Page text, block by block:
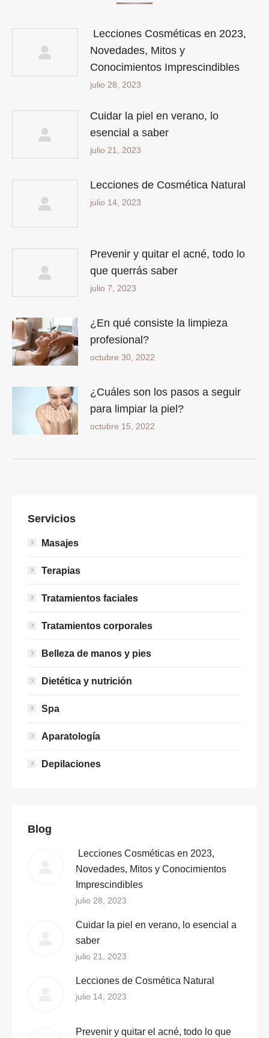
Lecciones Cosméticas en 2023,
Novedades, Mitos y
Conocimientos Imprescindibles
julio 28, 2023
Cuidar la piel en verano, lo
esencial a saber
julio 21, 2023
Lecciones de Cosmética Natural
julio 14, 2023
Prevenir y quitar el acné, todo lo
que querrás saber
julio 7, 2023
¿En qué consiste la limpieza
profesional?
octubre 30, 2022
¿Cuáles son los pasos a seguir
para limpiar la piel?
octubre 15, 2022
Servicios
Masajes
Terapias
Tratamientos faciales
Tratamientos corporales
Belleza de manos y pies
Dietética y nutrición
Spa
Aparatología
Depilaciones
Blog
Lecciones Cosméticas en 2023,
Novedades, Mitos y Conocimientos
Imprescindibles
julio 28, 2023
Cuidar la piel en verano, lo esencial a
saber
julio 21, 2023
Lecciones de Cosmética Natural
julio 14, 2023
Prevenir y quitar el acné, todo lo que